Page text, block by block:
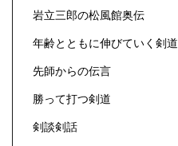
岩立三郎の松風館奥伝
年齢とともに伸びていく剣道
先師からの伝言
勝って打つ剣道
剣談剣話